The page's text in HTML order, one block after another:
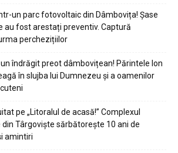
un parc fotovoltaic din Dâmbovița! Șase
au fost arestați preventiv. Captură
perchezițiilor
îndrăgit preot dâmbovițean! Părintele Ion
în slujba lui Dumnezeu și a oamenilor
pe „Litoralul de acasă!” Complexul
Târgoviște sărbătorește 10 ani de
amintiri